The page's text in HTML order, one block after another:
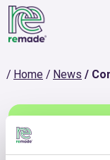
Home News